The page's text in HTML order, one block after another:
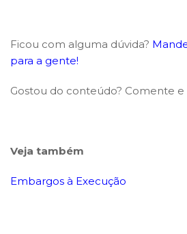
Ficou com alguma dúvida?
para a gente!
Gostou do conteúdo? Comente
Veja também
Embargos à Execução